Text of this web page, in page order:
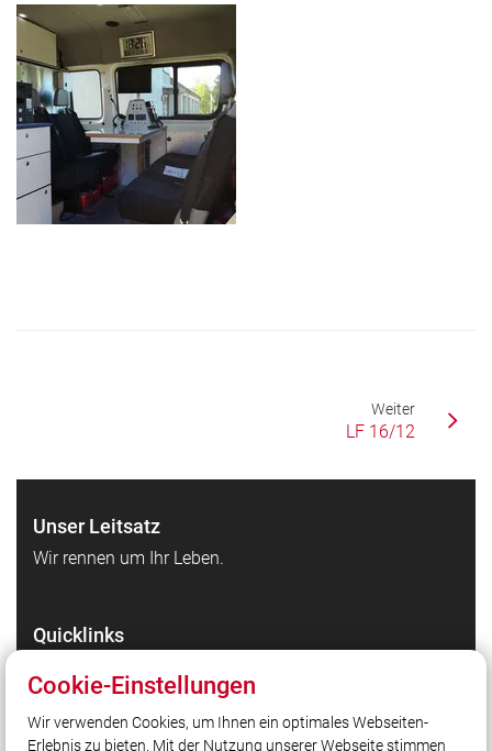
Weiter
LF 16/12
Unser Leitsatz
Wir rennen um Ihr Leben.
Quicklinks
Markt Wendelstein
Landkreis Roth
Cookie-Einstellungen
Wir verwenden Cookies, um Ihnen ein optimales Webseiten-
Erlebnis zu bieten. Mit der Nutzung unserer Webseite stimmen